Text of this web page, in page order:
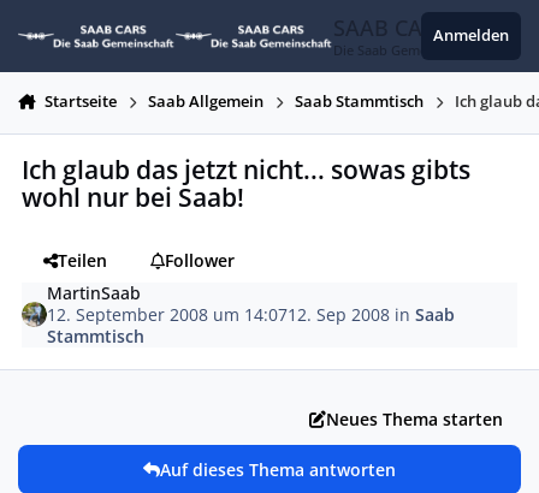
SAAB CARS
Die Saab Gemeinschaft
Anmelden
Startseite Saab Allgemein Saab Stammtisch Ich glaub
Ich glaub das jetzt nicht... sowas gibts
wohl nur bei Saab!
Teilen
Follower
MartinSaab
12. September 2008 um 14:0712. Sep 2008 inSaab
Stammtisch
Neues Thema starten
Auf dieses Thema antworten